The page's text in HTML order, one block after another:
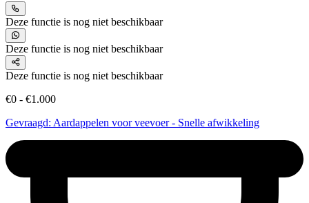
Deze functie is nog niet beschikbaar
Deze functie is nog niet beschikbaar
Deze functie is nog niet beschikbaar
€0 - €1.000
Gevraagd: Aardappelen voor veevoer - Snelle afwikkeling